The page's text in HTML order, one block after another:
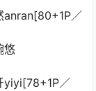
anran[80+1P／
悠
yiyi[78+1P／